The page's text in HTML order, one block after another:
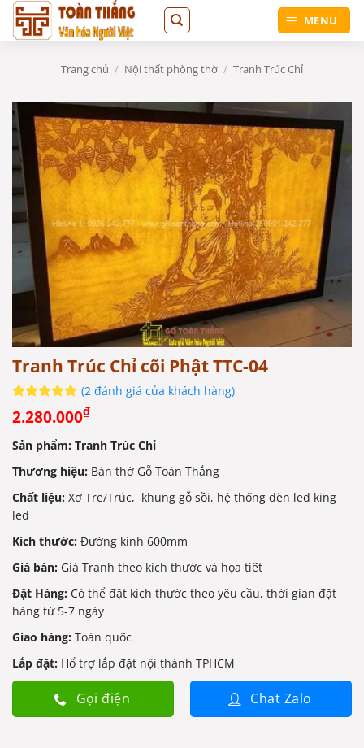
Bỏ
qua
MENU
Trang chủ / Nội thất phòng thờ / Tranh Trúc Chỉ
Tranh Trúc Chỉ cõi Phật TTC-04
5trên 5
dựa trên
2
đánh giá
(2đánh giá của khách hàng)
2.280.000₫
Sản phẩm: Tranh Trúc Chỉ
Thương hiệu: Bàn thờ Gỗ Toàn Thắng
Chất liệu: Xơ Tre/Trúc, khung gỗ sồi, hệ thống đèn led king
led
Kích thước: Đường kính 600mm
Giá bán: Giá Tranh theo kích thước và họa tiết
Đặt Hàng: Có thể đặt kích thước theo yêu cầu, thời gian đặt
hàng từ 5-7 ngày
Giao hàng: Toàn quốc
Lắp đặt: Hổ trợ lắp đặt nội thành TPHCM
Gọi điện Chat Zalo